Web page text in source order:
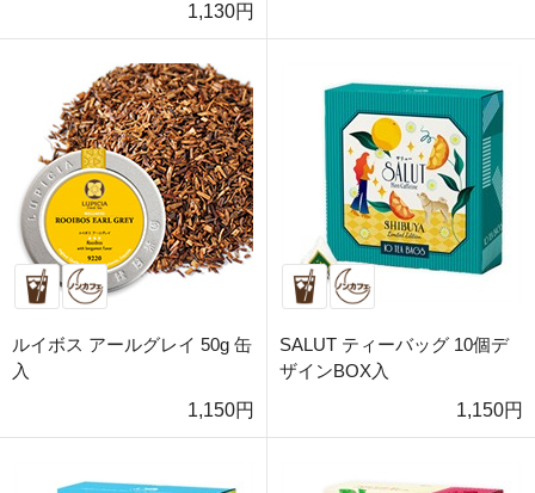
1,130円
ルイボス アールグレイ 50g 缶
入
1,150円
SALUT ティーバッグ 10個デ
ザインBOX入
1,150円